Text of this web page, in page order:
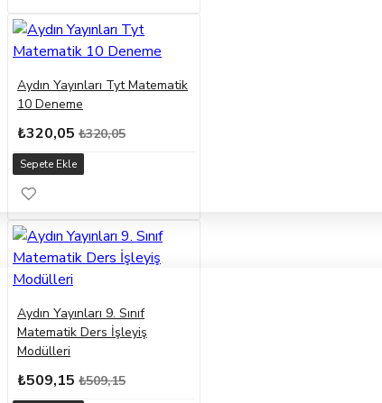
Aydın Yayınları Tyt Matematik
10 Deneme
₺320,05 ₺320,05
Sepete Ekle
Aydın Yayınları 9. Sınıf
Matematik Ders İşleyiş
Modülleri
₺509,15 ₺509,15